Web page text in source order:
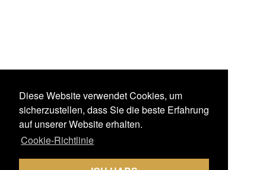
Diese Website verwendet Cookies, um
sicherzustellen, dass Sie die beste Erfahrung
auf unserer Website erhalten.
Cookie-Richtlinie